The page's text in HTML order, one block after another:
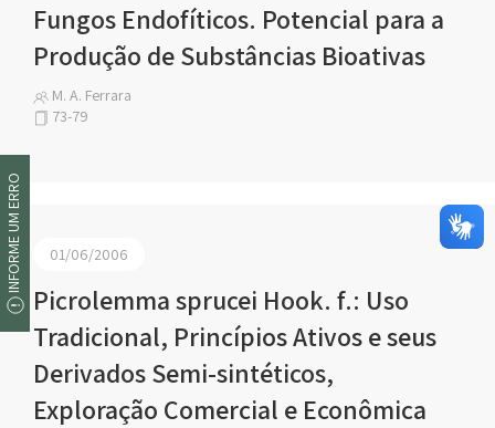
Fungos Endofíticos. Potencial para a
Produção de Substâncias Bioativas
M. A. Ferrara
73-79
01/06/2006
Picrolemma sprucei Hook. f.: Uso
Tradicional, Princípios Ativos e seus
Derivados Semi-sintéticos,
Exploração Comercial e Econômica
INFORME UM ERRO